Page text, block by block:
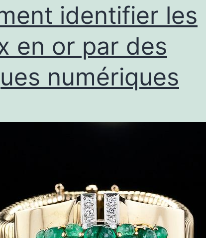
identifier les
en or par des
numériques